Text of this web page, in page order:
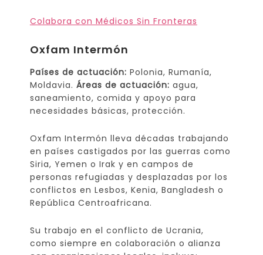
Colabora con Médicos Sin Fronteras
Oxfam Intermón
Países de actuación: Polonia, Rumanía,
Moldavia. Áreas de actuación: agua,
saneamiento, comida y apoyo para
necesidades básicas, protección.
Oxfam Intermón lleva décadas trabajando
en países castigados por las guerras como
Siria, Yemen o Irak y en campos de
personas refugiadas y desplazadas por los
conflictos en Lesbos, Kenia, Bangladesh o
República Centroafricana.
Su trabajo en el conflicto de Ucrania,
como siempre en colaboración o alianza